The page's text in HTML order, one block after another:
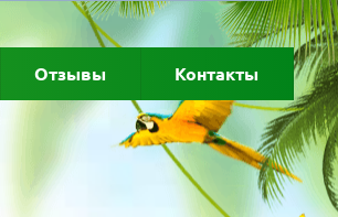
Отзывы Контакты